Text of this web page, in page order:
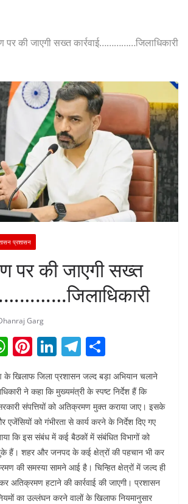
पर की जाएगी सख्त कार्रवाई……………जिलाधिकारी
प्रशासन
पर की जाएगी सख्त
Garg
W
h
at
s
A
p
p
Pi
nt
er
e
st
Li
k
e
dI
n
T
e
gr
a
m
ar
e
के खिलाफ जिला प्रशासन जल्द बड़ा अभियान चलाने
ने कहा कि मुख्यमंत्री के स्पष्ट निर्देश हैं कि
संपत्तियों को अतिक्रमण मुक्त कराया जाए। इसके
एजेंसियों को गंभीरता से कार्य करने के निर्देश दिए गए
कि इस संबंध में कई बैठकों में संबंधित विभागों को
चुके हैं। शहर और जनपद के कई क्षेत्रों की पहचान भी कर
की समस्या सामने आई है। चिन्हित क्षेत्रों में जल्द ही
अतिक्रमण हटाने की कार्रवाई की जाएगी। प्रशासन
का उल्लंघन करने वालों के खिलाफ नियमानुसार